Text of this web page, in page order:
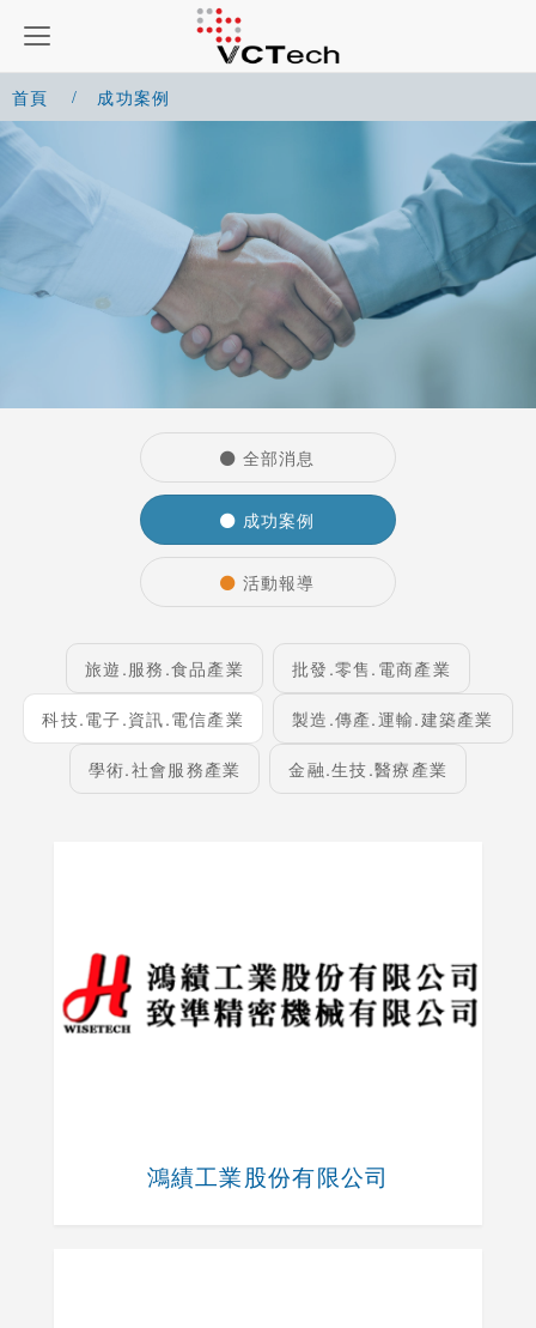
首頁 成功案例
全部消息
成功案例
活動報導
旅遊.服務.食品產業
批發.零售.電商產業
科技.電子.資訊.電信產業
製造.傳產.運輸.建築產業
學術.社會服務產業
金融.生技.醫療產業
鴻績工業股份有限公司